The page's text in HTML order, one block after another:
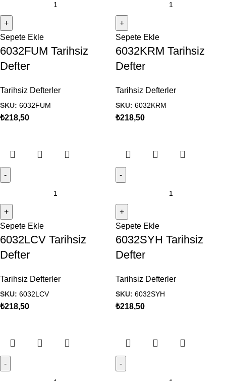
Sepete Ekle
6032FUM Tarihsiz
Defter
Tarihsiz Defterler
SKU: 6032FUM
₺218,50
Sepete Ekle
6032KRM Tarihsiz
Defter
Tarihsiz Defterler
SKU: 6032KRM
₺218,50
Sepete Ekle
6032LCV Tarihsiz
Defter
Tarihsiz Defterler
SKU: 6032LCV
₺218,50
Sepete Ekle
6032SYH Tarihsiz
Defter
Tarihsiz Defterler
SKU: 6032SYH
₺218,50